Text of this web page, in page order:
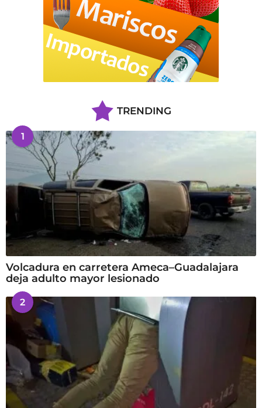
TRENDING
1
Volcadura en carretera Ameca–Guadalajara
deja adulto mayor lesionado
2